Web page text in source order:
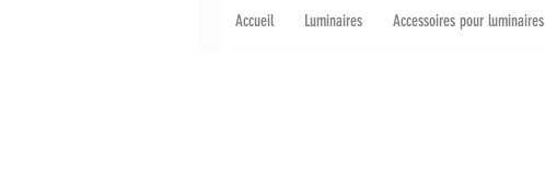
Accueil Luminaires Accessoires pour luminaires